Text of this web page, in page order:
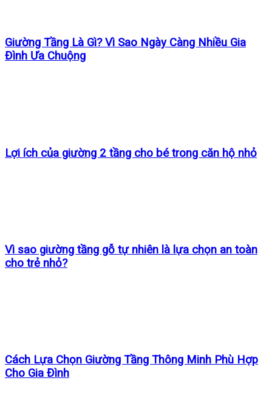
Giường Tầng Là Gì? Vì Sao Ngày Càng Nhiều Gia
Đình Ưa Chuộng
Lợi ích của giường 2 tầng cho bé trong căn hộ nhỏ
Vì sao giường tầng gỗ tự nhiên là lựa chọn an toàn
cho trẻ nhỏ?
Cách Lựa Chọn Giường Tầng Thông Minh Phù Hợp
Cho Gia Đình